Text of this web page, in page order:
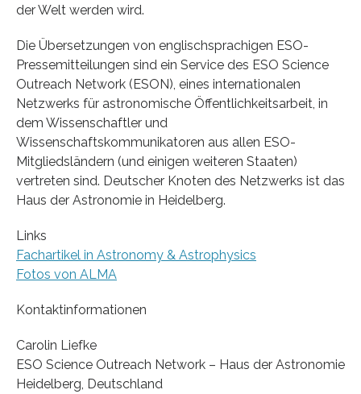
der Welt werden wird.
Die Übersetzungen von englischsprachigen ESO-
Pressemitteilungen sind ein Service des ESO Science
Outreach Network (ESON), eines internationalen
Netzwerks für astronomische Öffentlichkeitsarbeit, in
dem Wissenschaftler und
Wissenschaftskommunikatoren aus allen ESO-
Mitgliedsländern (und einigen weiteren Staaten)
vertreten sind. Deutscher Knoten des Netzwerks ist das
Haus der Astronomie in Heidelberg.
Links
Fachartikel in Astronomy & Astrophysics
Fotos von ALMA
Kontaktinformationen
Carolin Liefke
ESO Science Outreach Network – Haus der Astronomie
Heidelberg, Deutschland